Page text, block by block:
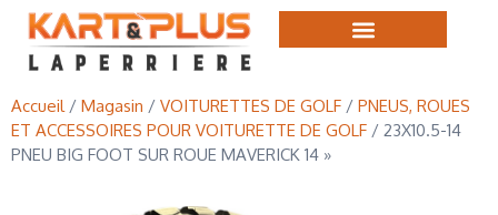
Accueil/ Magasin / VOITURETTES DE GOLF / PNEUS, ROUES
ET ACCESSOIRES POUR VOITURETTE DE GOLF / 23X10.5-14
PNEU BIG FOOT SUR ROUE MAVERICK 14 »